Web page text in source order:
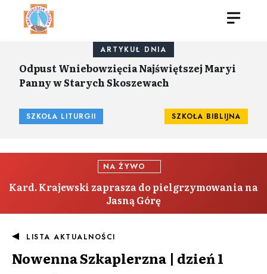
ARTYKUŁ DNIA
Odpust Wniebowzięcia Najświętszej Maryi
Panny w Starych Skoszewach
SZKOŁA LITURGII SZKOŁA BIBLIJNA
NA ŻYWO
Kard. Krajewski zaprasza do pielgrzymowania na
Jasną Górę
LISTA AKTUALNOŚCI
Nowenna Szkaplerzna | dzień 1